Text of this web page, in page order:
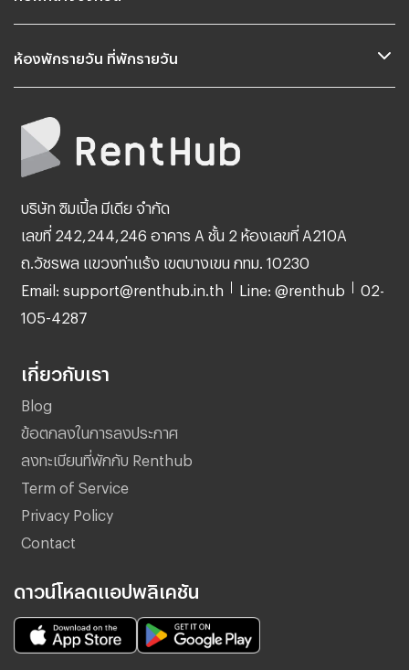
ห้องพักรายวัน ที่พักรายวัน
บริษัท ซิมเปิ้ล มีเดีย จำกัด
เลขที่ 242,244,246 อาคาร A ชั้น 2 ห้องเลขที่ A210A
ถ.วัชรพล แขวงท่าแร้ง เขตบางเขน กทม. 10230
Email: support@renthub.in.th Line: @renthub 02-
105-4287
เกี่ยวกับเรา
Blog
ข้อตกลงในการลงประกาศ
ลงทะเบียนที่พักกับ Renthub
Term of Service
Privacy Policy
Contact
ดาวน์โหลดแอปพลิเคชัน